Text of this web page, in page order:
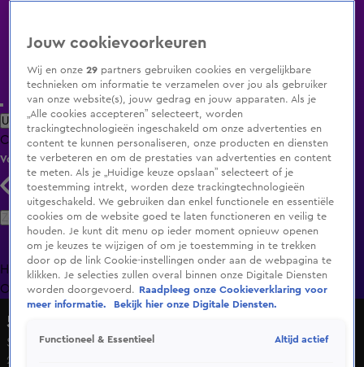
Uitzending Gemist Populaire programma's Zenders Genres
ClipsFilmsRadioSmart TV inlogShop
Volg KIJK
Zoeken
HomeUitzending Gemist Programma's De Bondgenoten
OranjezomerLivestreamsShop
5 Uur Show
Seizoen 1, aflevering 158
24 mrt 2021, 17:00
Jouw cookievoorkeuren
Wij en onze29 partners gebruiken cookies en vergelijkbare
technieken om informatie te verzamelen over jou als gebruiker
van onze website(s), jouw gedrag en jouw apparaten. Als je
„Alle cookies accepteren” selecteert, worden
trackingtechnologieën ingeschakeld om onze advertenties en
content te kunnen personaliseren, onze producten en diensten
te verbeteren en om de prestaties van advertenties en content
te meten. Als je „Huidige keuze opslaan” selecteert of je
toestemming intrekt, worden deze trackingtechnologieën
uitgeschakeld. We gebruiken dan enkel functionele en essentiële
cookies om de website goed te laten functioneren en veilig te
houden. Je kunt dit menu op ieder moment opnieuw openen
om je keuzes te wijzigen of om je toestemming in te trekken
door op de link Cookie-instellingen onder aan de webpagina te
klikken. Je selecties zullen overal binnen onze Digitale Diensten
worden doorgevoerd.
Raadpleeg onze Cookieverklaring voor
meer informatie.
Bekijk hier onze Digitale Diensten.
Functioneel & Essentieel Altijd actief